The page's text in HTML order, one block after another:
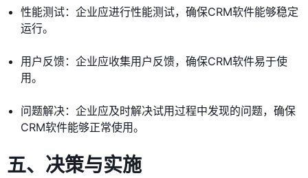
性能测试：企业应进行性能测试，确保CRM软件能够稳定
运行。
用户反馈：企业应收集用户反馈，确保CRM软件易于使
用。
问题解决：企业应及时解决试用过程中发现的问题，确保
CRM软件能够正常使用。
五、决策与实施